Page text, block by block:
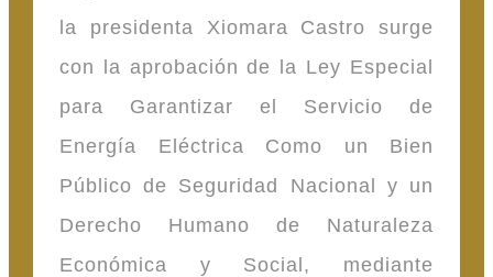
la presidenta Xiomara Castro surge
con la aprobación de la Ley Especial
para Garantizar el Servicio de
Energía Eléctrica Como un Bien
Público de Seguridad Nacional y un
Derecho Humano de Naturaleza
Económica y Social, mediante